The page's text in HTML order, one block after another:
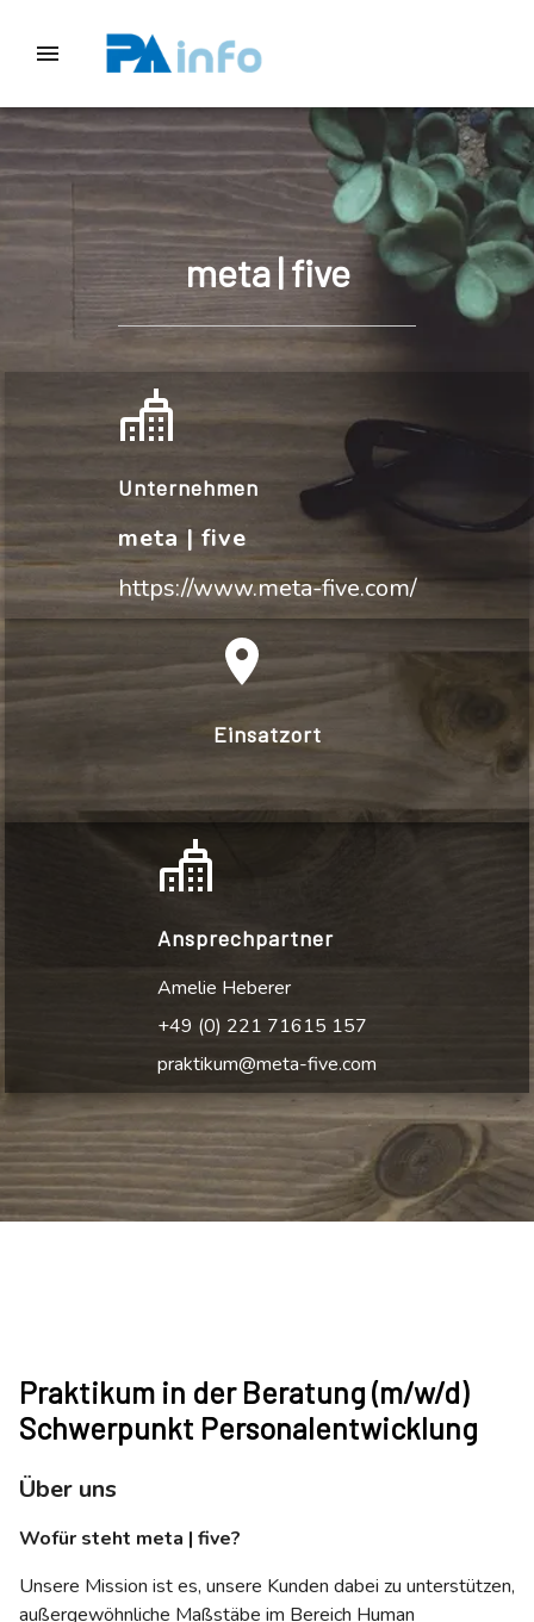
meta | five
Unternehmen
meta | five
https://www.meta-five.com/
Einsatzort
Ansprechpartner
Amelie Heberer
+49 (0) 221 71615 157
praktikum@meta-five.com
Praktikum in der Beratung (m/w/d)
Schwerpunkt Personalentwicklung
Über uns
Wofür steht meta | five?
Unsere Mission ist es, unsere Kunden dabei zu unterstützen,
außergewöhnliche Maßstäbe im Bereich Human